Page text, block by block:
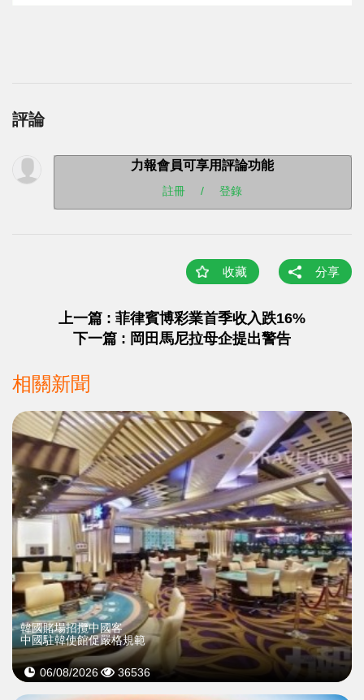
評論
力報會員可享用評論功能
註冊 / 登錄
收藏 分享
上一篇 : 菲律賓博彩業首季收入跌16%
下一篇 : 岡田馬尼拉母企提出警告
相關新聞
韓國賭場招攬中國客
中國駐韓使館促嚴格規範
06/08/2026 36536